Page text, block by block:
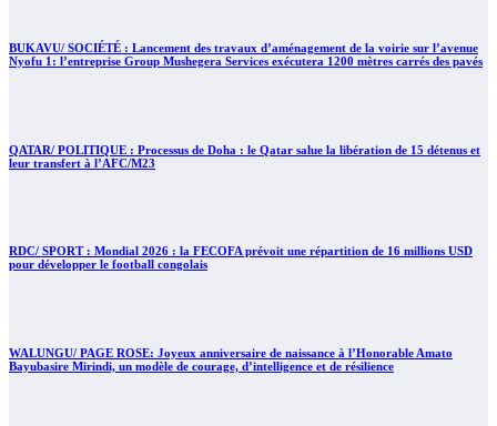
BUKAVU/ SOCIÉTÉ : Lancement des travaux d’aménagement de la voirie sur l’avenue
Nyofu 1: l’entreprise Group Mushegera Services exécutera 1200 mètres carrés des pavés
QATAR/ POLITIQUE : Processus de Doha : le Qatar salue la libération de 15 détenus et
leur transfert à l’AFC/M23
RDC/ SPORT : Mondial 2026 : la FECOFA prévoit une répartition de 16 millions USD
pour développer le football congolais
WALUNGU/ PAGE ROSE: Joyeux anniversaire de naissance à l’Honorable Amato
Bayubasire Mirindi, un modèle de courage, d’intelligence et de résilience